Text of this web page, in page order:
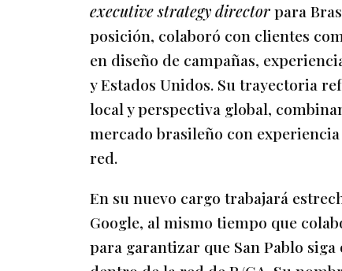
executive strategy directorpara
posición, colaboró con clientes
en diseño de campañas,
y Estados Unidos. Su trayectoria
local y perspectiva global,
mercado brasileño con
red.
En su nuevo cargo trabajará
Google, al mismo tiempo que
para garantizar que San Pablo